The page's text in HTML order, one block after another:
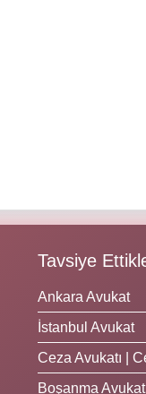
Tavsiye
Ankara Avukat
İstanbul Avukat
Ceza Avukatı |
Boşanma